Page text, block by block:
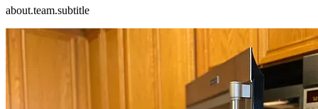
about.team.subtitle